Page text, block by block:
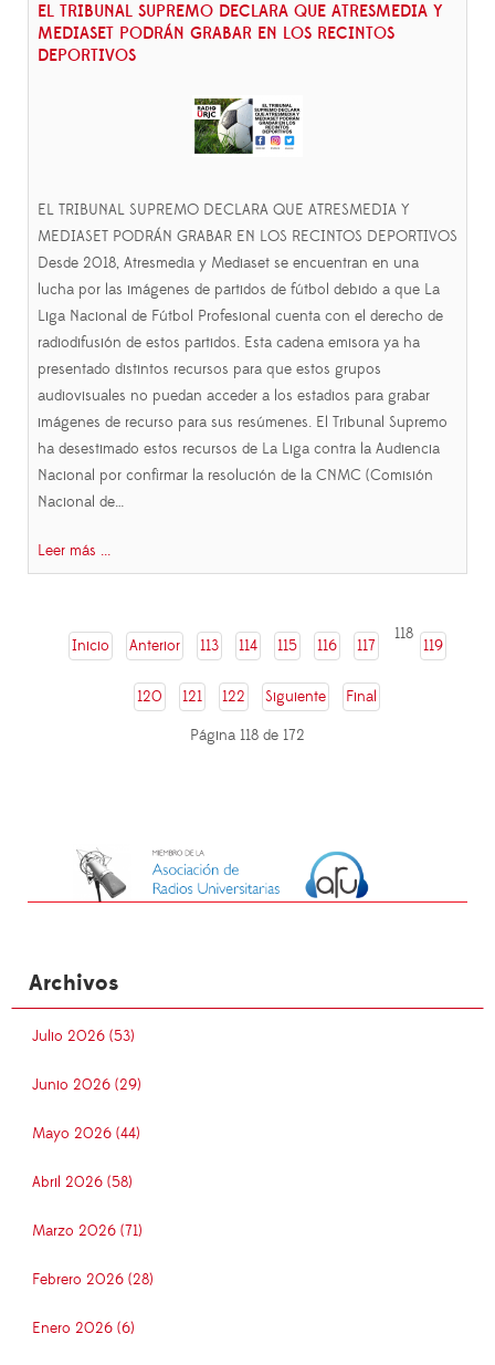
EL TRIBUNAL SUPREMO DECLARA QUE ATRESMEDIA Y
MEDIASET PODRÁN GRABAR EN LOS RECINTOS
DEPORTIVOS
EL TRIBUNAL SUPREMO DECLARA QUE ATRESMEDIA Y
MEDIASET PODRÁN GRABAR EN LOS RECINTOS DEPORTIVOS
Desde 2018, Atresmedia y Mediaset se encuentran en una
lucha por las imágenes de partidos de fútbol debido a que La
Liga Nacional de Fútbol Profesional cuenta con el derecho de
radiodifusión de estos partidos. Esta cadena emisora ya ha
presentado distintos recursos para que estos grupos
audiovisuales no puedan acceder a los estadios para grabar
imágenes de recurso para sus resúmenes. El Tribunal Supremo
ha desestimado estos recursos de La Liga contra la Audiencia
Nacional por confirmar la resolución de la CNMC (Comisión
Nacional de…
Leer más ...
Inicio Anterior 113 114 115 116 117
118
119
120 121 122 Siguiente
Final
Página 118 de 172
Archivos
Julio 2026 (53)
Junio 2026 (29)
Mayo 2026 (44)
Abril 2026 (58)
Marzo 2026 (71)
Febrero 2026 (28)
Enero 2026 (6)